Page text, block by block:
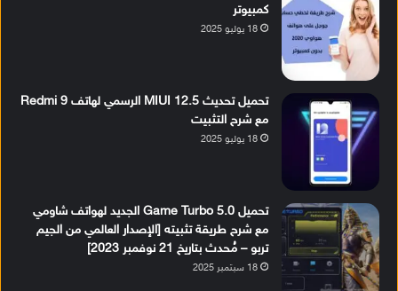
كمبيوتر
18 يوليو 2025
تحميل تحديث MIUI 12.5 الرسمي لهاتف Redmi 9
مع شرح التثبيت
18 يوليو 2025
تحميل Game Turbo 5.0 الجديد لهواتف شاومي
مع شرح طريقة تثبيته [الإصدار العالمي من الجيم
تربو – مُحدث بتاريخ 21 نوفمبر 2023]
18 سبتمبر 2025